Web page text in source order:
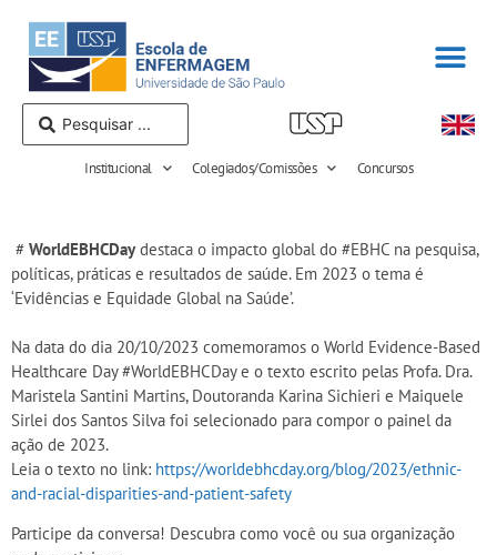
Institucional Colegiados/Comissões Concursos
# WorldEBHCDaydestaca o impacto global do #EBHC na pesquisa,
políticas, práticas e resultados de saúde. Em 2023 o tema é
‘Evidências e Equidade Global na Saúde’.
Na data do dia 20/10/2023 comemoramos o World Evidence-Based
Healthcare Day #WorldEBHCDay e o texto escrito pelas Profa. Dra.
Maristela Santini Martins, Doutoranda Karina Sichieri e Maiquele
Sirlei dos Santos Silva foi selecionado para compor o painel da
ação de 2023.
Leia o texto no link: https://worldebhcday.org/blog/2023/ethnic-
and-racial-disparities-and-patient-safety
Participe da conversa! Descubra como você ou sua organização